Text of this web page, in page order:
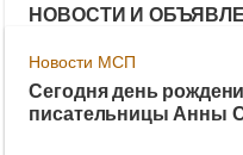
НОВОСТИ И
Новости МСП
Сегодня день
писательницы Анны